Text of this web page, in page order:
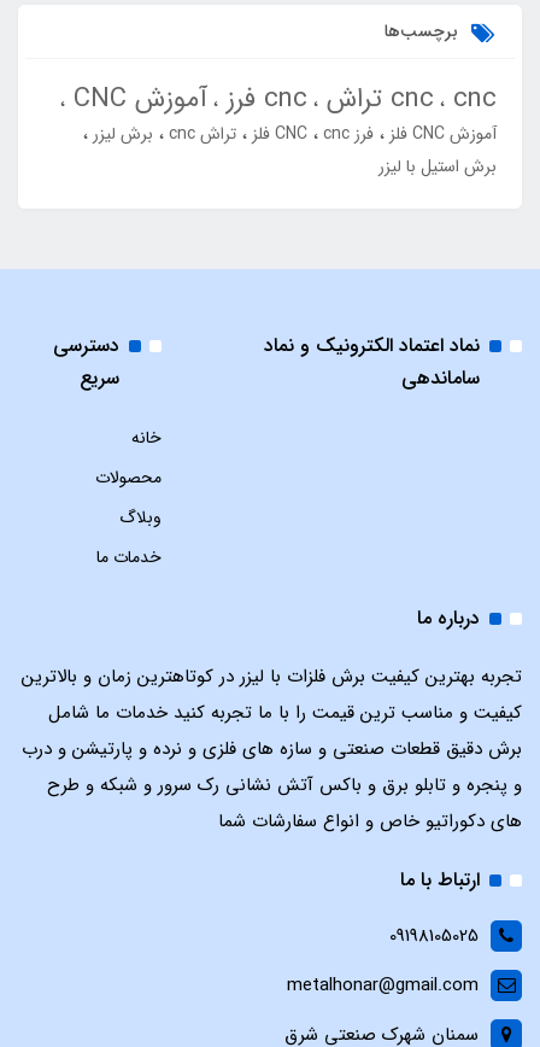
برچسب‌ها
cnc cnc تراش cnc فرز آموزش CNC
آموزش CNC فلز فرز cnc CNC فلز تراش cnc
برش لیزر
برش استیل با لیزر
نماد اعتماد الکترونیک و نماد
ساماندهی
دسترسی
سریع
خانه
محصولات
وبلاگ
خدمات ما
درباره ما
تجربه بهترین کیفیت برش فلزات با لیزر در کوتاهترین زمان و بالاترین
کیفیت و مناسب ترین قیمت را با ما تجربه کنید خدمات ما شامل
برش دقیق قطعات صنعتی و سازه های فلزی و نرده و پارتیشن و درب
و پنجره و تابلو برق و باکس آتش نشانی رک سرور و شبکه و طرح
های دکوراتیو خاص و انواع سفارشات شما
ارتباط با ما
09198105025
metalhonar@gmail.com
سمنان شهرک صنعتی شرق